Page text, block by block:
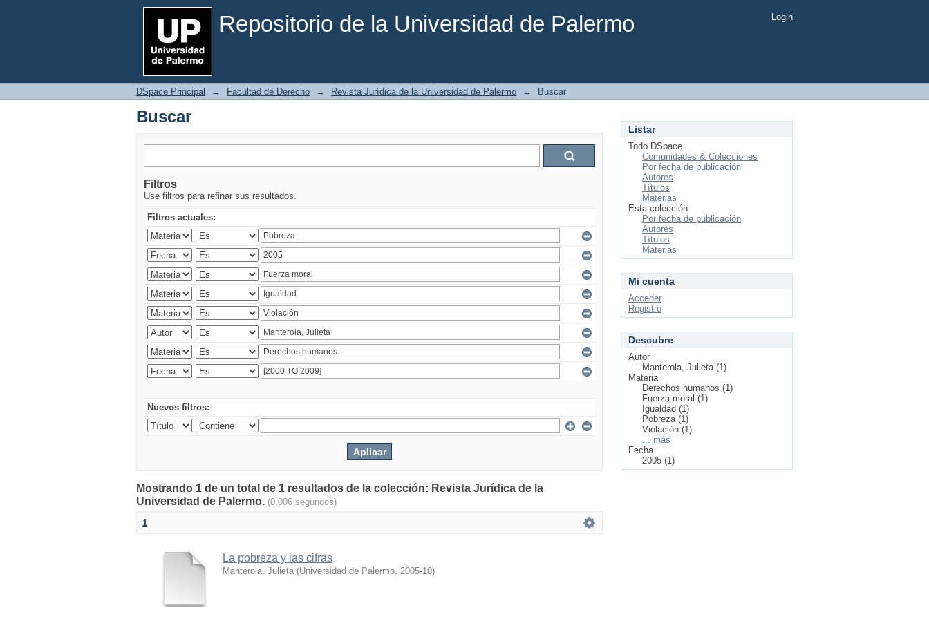
Repositorio de la Universidad de Palermo
Buscar Login
DSpace Principal → Facultad de Derecho → Revista Jurídica de la Universidad de Palermo → Buscar
Buscar
Filtros
Use filtros para refinar sus resultados.
Filtros actuales:
Nuevos filtros:
Mostrando 1 de un total de 1 resultados de la colección: Revista Jurídica de la
Universidad de Palermo. (0.006 segundos)
1
La pobreza y las cifras
Manterola, Julieta (Universidad de Palermo, 2005-10)
Listar
Todo DSpace
Comunidades & Colecciones
Por fecha de publicación
Autores
Títulos
Materias
Esta colección
Por fecha de publicación
Autores
Títulos
Materias
Mi cuenta
Acceder
Registro
Descubre
Autor
Manterola, Julieta (1)
Materia
Derechos humanos (1)
Fuerza moral (1)
Igualdad (1)
Pobreza (1)
Violación (1)
... más
Fecha
2005 (1)